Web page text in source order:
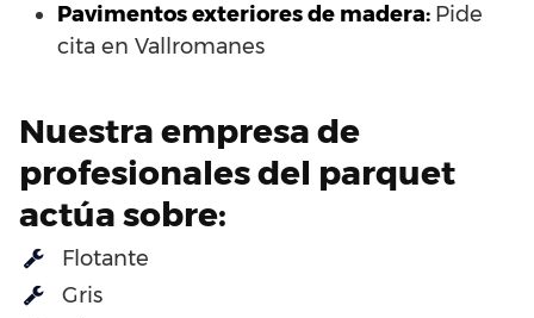
Pavimentos exteriores de madera: Pide
cita en Vallromanes
Nuestra empresa de
profesionales del parquet
actúa sobre:
Flotante
Gris